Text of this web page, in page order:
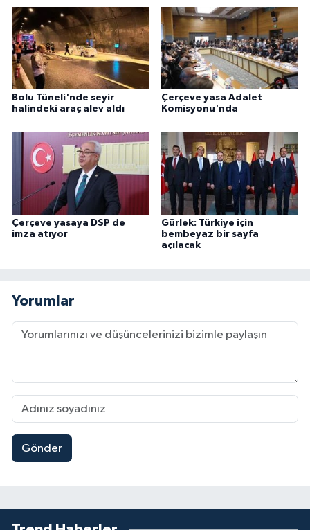
Bolu Tüneli'nde seyir
halindeki araç alev aldı
Çerçeve yasa Adalet
Komisyonu'nda
Çerçeve yasaya DSP de
imza atıyor
Gürlek: Türkiye için
bembeyaz bir sayfa
açılacak
Yorumlar
Gönder